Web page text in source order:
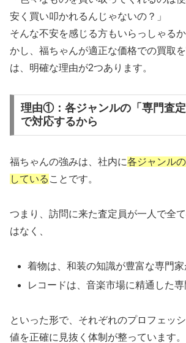
安く買い叩かれるんじゃないの？」
そんな不安を感じる方もいらっしゃる
かし、福ちゃんが適正な価格での買取
は、明確な理由が2つあります。
理由①：各ジャンルの「専門査
で対応するから
福ちゃんの強みは、社内に各ジャンル
している ことです。
つまり、訪問に来た査定員が一人で全
はなく、
着物は、和装の知識が豊富な専門家
レコードは、音楽市場に精通した
といった形で、それぞれのプロフェッ
値を正確に見抜く体制が整っています